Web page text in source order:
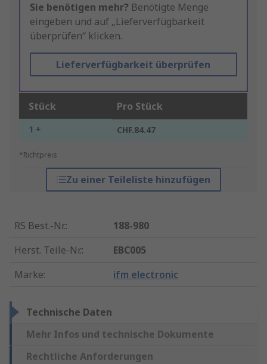
Sie benötigen mehr? Benötigte Menge
eingeben und auf „Lieferverfügbarkeit
überprüfen“ klicken.
Lieferverfügbarkeit überprüfen
Stück Pro Stück
1 + CHF.84.47
*Richtpreis
Zu einer Teileliste hinzufügen
RS Best.-Nr.:
188-980
Herst. Teile-Nr.:
EBC005
Marke: ifm electronic
Technische Daten
Mehr Infos und technische Dokumente
Rechtliche Anforderungen